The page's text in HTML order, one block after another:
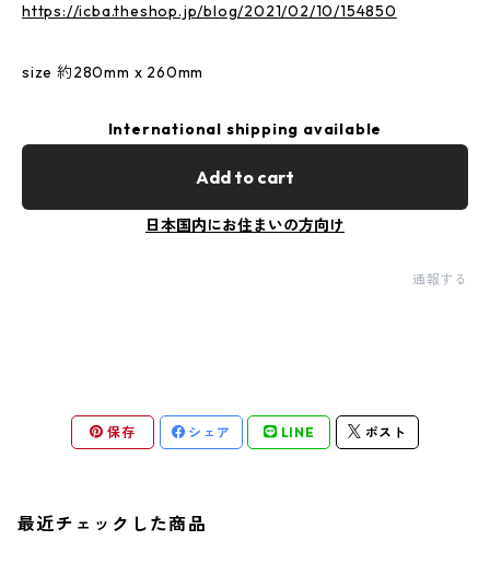
https://icba.theshop.jp/blog/2021/02/10/154850
size 約280mm x 260mm
International shipping available
Add to cart
日本国内にお住まいの方向け
通報する
保存 シェア LINE ポスト
最近チェックした商品